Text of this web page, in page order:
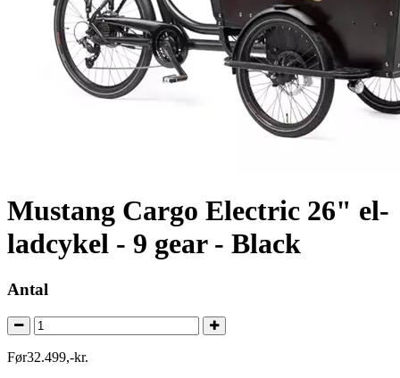
Mustang Cargo Electric 26" el-
ladcykel - 9 gear - Black
Antal
Før32.499,-kr.